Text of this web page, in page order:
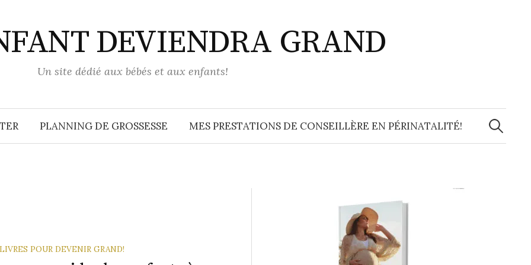
DEVIENDRA GRAND
Un site dédié aux bébés et aux enfants!
PLANNING DE GROSSESSE MES PRESTATIONS DE CONSEILLÈRE EN PÉRINATALITÉ!
POUR DEVENIR GRAND!